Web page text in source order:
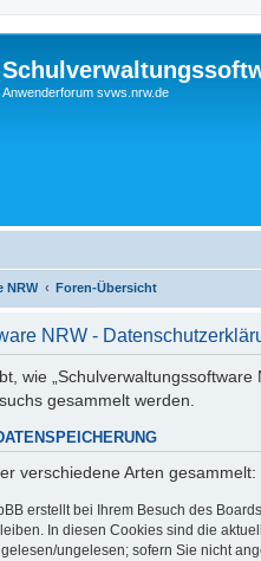
Anwenderforum svws.nrw.de
NRW Foren-Übersicht
NRW -
wie
gesammelt werden.
verschiedene Arten gesammelt:
erstellt bei Ihrem Besuch des
In diesen Cookies sind die
ungelesen; sofern Sie nicht